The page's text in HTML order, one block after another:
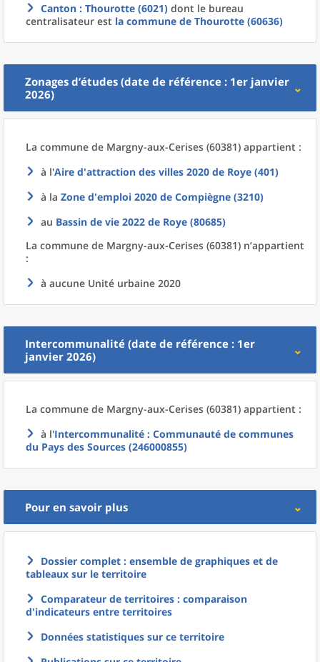
Canton : Thourotte (6021) dont le bureau
centralisateur est la commune de Thourotte (60636)
Zonages d’études (date de référence : 1er janvier
2026)
La commune de Margny-aux-Cerises (60381) appartient :
à l'Aire d'attraction des villes 2020 de Roye (401)
à la Zone d'emploi 2020 de Compiègne (3210)
au Bassin de vie 2022 de Roye (80685)
La commune de Margny-aux-Cerises (60381) n’appartient
:
à aucune Unité urbaine 2020
Intercommunalité (date de référence : 1er
janvier 2026)
La commune de Margny-aux-Cerises (60381) appartient :
à l'Intercommunalité : Communauté de communes
du Pays des Sources (246000855)
Pour en savoir plus
Dossier complet : ensemble de graphiques et de
tableaux sur le territoire
Comparateur de territoires : comparaison
d'indicateurs entre territoires
Données statistiques sur ce territoire